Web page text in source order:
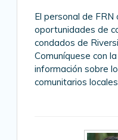
El personal de
oportunidades de
condados de
Comuníquese con
información sobre
comunitarios